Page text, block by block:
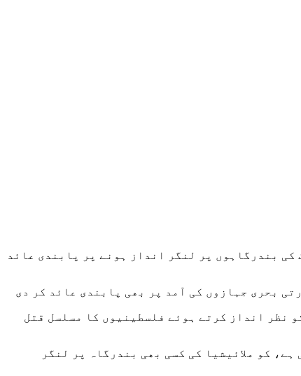
بندرگاہوں پر لنگر انداز ہونے پر پابندی عائد
بحری جہازوں کی آمد پر بھی پابندی عائد کر دی
نظر انداز کرتے ہوئے فلسطینیوں کا مسلسل قتل
کو ملائیشیا کی کسی بھی بندرگاہ پر لنگر